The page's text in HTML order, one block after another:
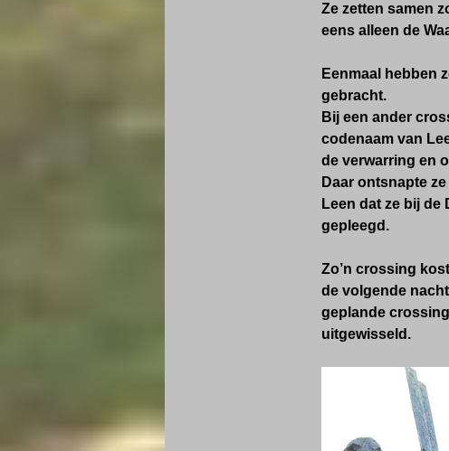
Ze zetten samen
eens alleen de
Eenmaal hebben
gebracht.
Bij een ander
codenaam van
de verwarring en
Daar ontsnapte
Leen dat ze bij de
gepleegd.
Zo’n crossing
de volgende
geplande
uitgewisseld.